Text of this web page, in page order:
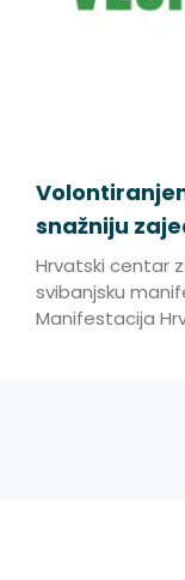
snažniju
Hrvatski centar
svibanjsku
Manifestacija